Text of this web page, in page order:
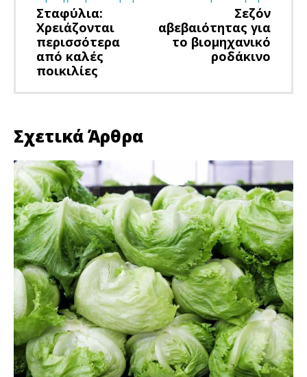
Σταφύλια:
Χρειάζονται
περισσότερα
από καλές
ποικιλίες
Σεζόν
αβεβαιότητας για
το βιομηχανικό
ροδάκινο
Σχετικά Άρθρα